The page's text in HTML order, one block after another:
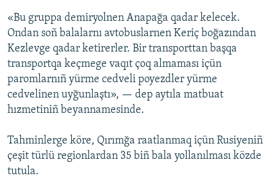
«Bu gruppa demiryolnen Anapağa qadar kelecek.
Ondan soñ balalarnı avtobuslarnen Keriç boğazından
Kezlevge qadar ketirerler. Bir transporttan başqa
transportqa keçmege vaqıt çoq almaması içün
paromlarnıñ yürme cedveli poyezdler yürme
cedvelinen uyğunlaştı», — dep aytıla matbuat
hızmetiniñ beyannamesinde.
Tahminlerge köre, Qırımğa raatlanmaq içün Rusiyeniñ
çeşit türlü regionlardan 35 biñ bala yollanılması közde
tutula.